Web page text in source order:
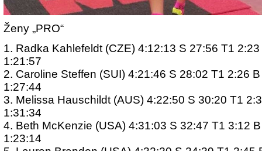
Ženy „PRO“
1. Radka Kahlefeldt (CZE) 4:12:13 S 27:56 T1
1:21:57
2. Caroline Steffen (SUI) 4:21:46 S 28:02 T1 2:26
1:27:44
3. Melissa Hauschildt (AUS) 4:22:50 S 30:20 T1
1:31:34
4. Beth McKenzie (USA) 4:31:03 S 32:47 T1 3:12
1:23:14